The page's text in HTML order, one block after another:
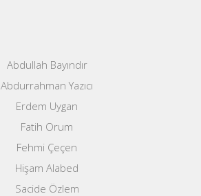
Abdullah Bayındır
Abdurrahman Yazıcı
Erdem Uygan
Fatih Orum
Fehmi Çeçen
Hişam Alabed
Sacide Özlem